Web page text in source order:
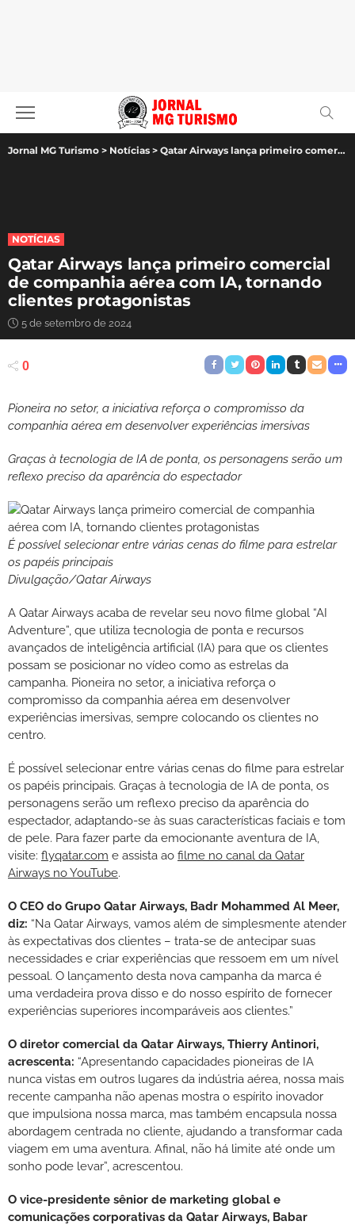
Jornal MG Turismo > Notícias > Qatar Airways lança primeiro comercial de companhia aérea com IA, tornando clientes protagonistas
NOTÍCIAS
Qatar Airways lança primeiro comercial
de companhia aérea com IA, tornando
clientes protagonistas
5 de setembro de 2024
0
Pioneira no setor, a iniciativa reforça o compromisso da
companhia aérea em desenvolver experiências imersivas
Graças à tecnologia de IA de ponta, os personagens serão um
reflexo preciso da aparência do espectador
É possível selecionar entre várias cenas do filme para estrelar
os papéis principais
Divulgação/Qatar Airways
A Qatar Airways acaba de revelar seu novo filme global “AI
Adventure”, que utiliza tecnologia de ponta e recursos
avançados de inteligência artificial (IA) para que os clientes
possam se posicionar no vídeo como as estrelas da
campanha. Pioneira no setor, a iniciativa reforça o
compromisso da companhia aérea em desenvolver
experiências imersivas, sempre colocando os clientes no
centro.
É possível selecionar entre várias cenas do filme para estrelar
os papéis principais. Graças à tecnologia de IA de ponta, os
personagens serão um reflexo preciso da aparência do
espectador, adaptando-se às suas características faciais e tom
de pele. Para fazer parte da emocionante aventura de IA,
visite: flyqatar.com e assista ao filme no canal da Qatar
Airways no YouTube.
O CEO do Grupo Qatar Airways, Badr Mohammed Al Meer,
diz: “Na Qatar Airways, vamos além de simplesmente atender
às expectativas dos clientes – trata-se de antecipar suas
necessidades e criar experiências que ressoem em um nível
pessoal. O lançamento desta nova campanha da marca é
uma verdadeira prova disso e do nosso espírito de fornecer
experiências superiores incomparáveis aos clientes.”
O diretor comercial da Qatar Airways, Thierry Antinori,
acrescenta: “Apresentando capacidades pioneiras de IA
nunca vistas em outros lugares da indústria aérea, nossa mais
recente campanha não apenas mostra o espírito inovador
que impulsiona nossa marca, mas também encapsula nossa
abordagem centrada no cliente, ajudando a transformar cada
viagem em uma aventura. Afinal, não há limite até onde um
sonho pode levar”, acrescentou.
O vice-presidente sênior de marketing global e
comunicações corporativas da Qatar Airways, Babar